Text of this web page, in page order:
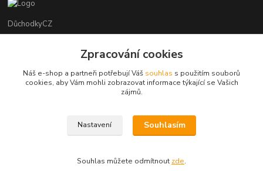
DůchodkyCZ
+420 412384749
objednavky@duchodky.cz
Zpracování cookies
Náš e-shop a partneři potřebují Váš souhlas s použitím souborů
cookies, aby Vám mohli zobrazovat informace týkající se Vašich
zájmů.
Nastavení Souhlasím
Souhlas můžete odmítnout zde.